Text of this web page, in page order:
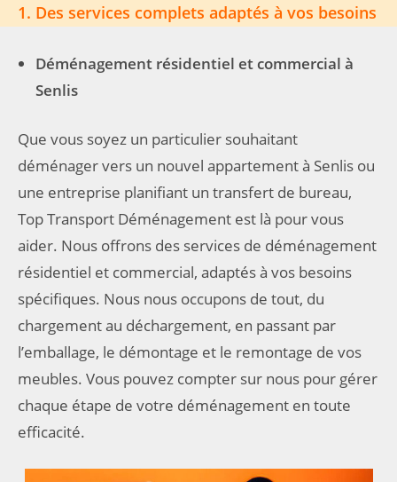
1. Des services complets adaptés à vos besoins
Déménagement résidentiel et commercial à
Senlis
Que vous soyez un particulier souhaitant
déménager vers un nouvel appartement à Senlis ou
une entreprise planifiant un transfert de bureau,
Top Transport Déménagement est là pour vous
aider. Nous offrons des services de déménagement
résidentiel et commercial, adaptés à vos besoins
spécifiques. Nous nous occupons de tout, du
chargement au déchargement, en passant par
l’emballage, le démontage et le remontage de vos
meubles. Vous pouvez compter sur nous pour gérer
chaque étape de votre déménagement en toute
efficacité.